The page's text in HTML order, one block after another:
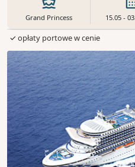
Grand Princess 15.05 -
✓ opłaty portowe w cenie